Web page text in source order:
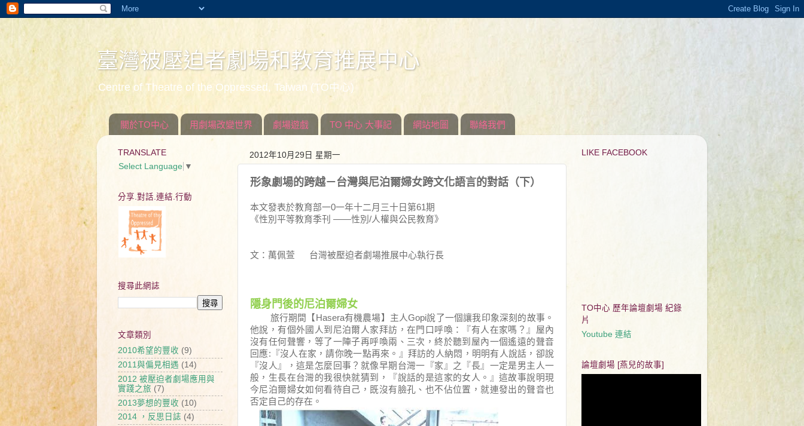
臺灣被壓迫者劇場和教育推展中心
Centre of Theatre of the Oppressed, Taiwan (TO中心)
關於TO中心 用劇場改變世界 劇場遊戲 TO 中心 大事記 網站地圖 聯絡我們
2012年10月29日 星期一
形象劇場的跨越－台灣與尼泊爾婦女跨文化語言的對話（下）
本文發表於教育部一0一年十二月三十日第61期
《性別平等教育季刊 ——性別/人權與公民教育》
文：萬佩萱 台灣被壓迫者劇場推展中心執行長
隱身門後的尼泊爾婦女
旅行期間【Hasera有機農場】主人Gopi說了一個讓我印象深刻的故事。
他說，有個外國 人到尼泊爾人家拜訪，在門口呼喚：『有人在家嗎？』屋內
沒有任何聲響，等了一陣子再呼喚兩、三次，終於聽到屋內一個遙遠的聲音
回應: 『沒人在家，請你晚一點再來。』拜訪的人納悶，明明有人說話，卻說
『沒人』，這是怎麼回事 ？ 就像早期台灣一『家』之『長』一定是男主人一
般，生長在台灣的我很快就猜到，『說話的是這家的女 人。 』這故事說明現
今尼泊爾婦女如何看待自己， 既沒有臉孔、也不佔位置 ，就連發出的聲音也
否定自己的存在 。
TRANSLATE
Select Language ▼
分享.對話.連結.行動
搜尋此網誌
文章類別
2010希望的豐收 (9)
2011與偏見相遇 (14)
2012 被壓迫者劇場應用與
實踐之旅 (7)
2013夢想的豐收 (10)
2014 ，反思日誌 (4)
LIKE FACEBOOK
TO中心 歷年論壇劇場 紀錄
片
Youtube 連結
論壇劇場 [燕兒的故事]